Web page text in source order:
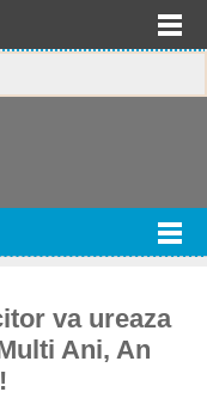
va ureaza
Ani, An